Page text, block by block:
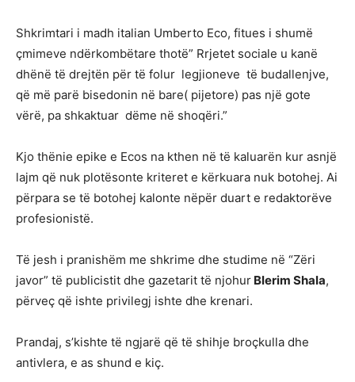
Shkrimtari i madh italian Umberto Eco, fitues i shumë
çmimeve ndërkombëtare thotë” Rrjetet sociale u kanë
dhënë të drejtën për të folur legjioneve të budallenjve,
që më parë bisedonin në bare( pijetore) pas një gote
vërë, pa shkaktuar dëme në shoqëri.”
Kjo thënie epike e Ecos na kthen në të kaluarën kur asnjë
lajm që nuk plotësonte kriteret e kërkuara nuk botohej. Ai
përpara se të botohej kalonte nëpër duart e redaktorëve
profesionistë.
Të jesh i pranishëm me shkrime dhe studime në “Zëri
javor” të publicistit dhe gazetarit të njohur Blerim Shala,
përveç që ishte privilegj ishte dhe krenari.
Prandaj, s’kishte të ngjarë që të shihje broçkulla dhe
antivlera, e as shund e kiç.